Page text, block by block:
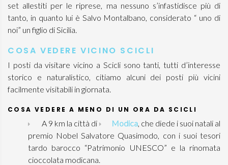
set allestiti per le riprese, ma nessuno s’infastidisce più di
tanto, in quanto lui è Salvo Montalbano, considerato “ uno di
noi” un figlio di Sicilia.
COSA VEDERE VICINO SCICLI
I posti da visitare vicino a Scicli sono tanti, tutti d’interesse
storico e naturalistico, citiamo alcuni dei posti più vicini
facilmente visitabili in giornata.
COSA VEDERE A MENO DI UN ORA DA SCICLI
A 9 km la città di Modica, che diede i suoi natali al
premio Nobel Salvatore Quasimodo, con i suoi tesori
tardo barocco “Patrimonio UNESCO” e la rinomata
cioccolata modicana.